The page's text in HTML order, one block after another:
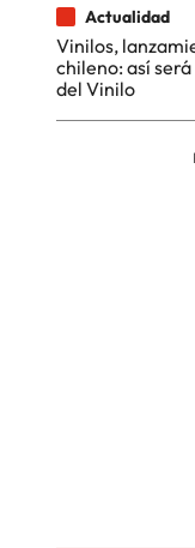
Actualidad
Vinilos,
chileno: así
del Vinilo